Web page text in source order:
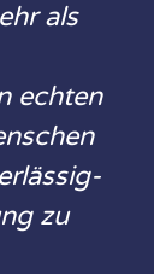
als
echten
zu